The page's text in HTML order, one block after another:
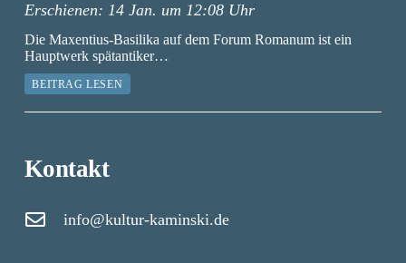
Erschienen: 14 Jan. um 12:08 Uhr
Die Maxentius-Basilika auf dem Forum Romanum ist ein
Hauptwerk spätantiker…
BEITRAG LESEN
Kontakt
info@kultur-kaminski.de